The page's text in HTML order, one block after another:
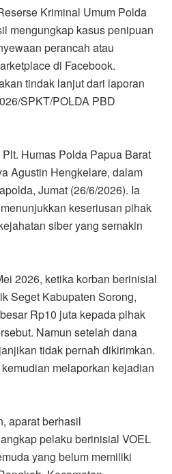
Kriminal Umum Polda
mengungkap kasus penipuan
perancah atau
di Facebook.
tindak lanjut dari laporan
SPKT/POLDA PBD
Humas Polda Papua Barat
Agustin Hengkelare, dalam
Jumat (26/6/2026). Ia
keseriusan pihak
siber yang semakin
2026, ketika korban berinisial
Seget Kabupaten Sorong,
Rp10 juta kepada pihak
Namun setelah dana
tidak pernah dikirimkan.
melaporkan kejadian
aparat berhasil
pelaku berinisial VOEL
yang belum memiliki